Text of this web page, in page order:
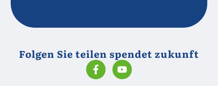
Folgen Sie teilen spendet zukunft